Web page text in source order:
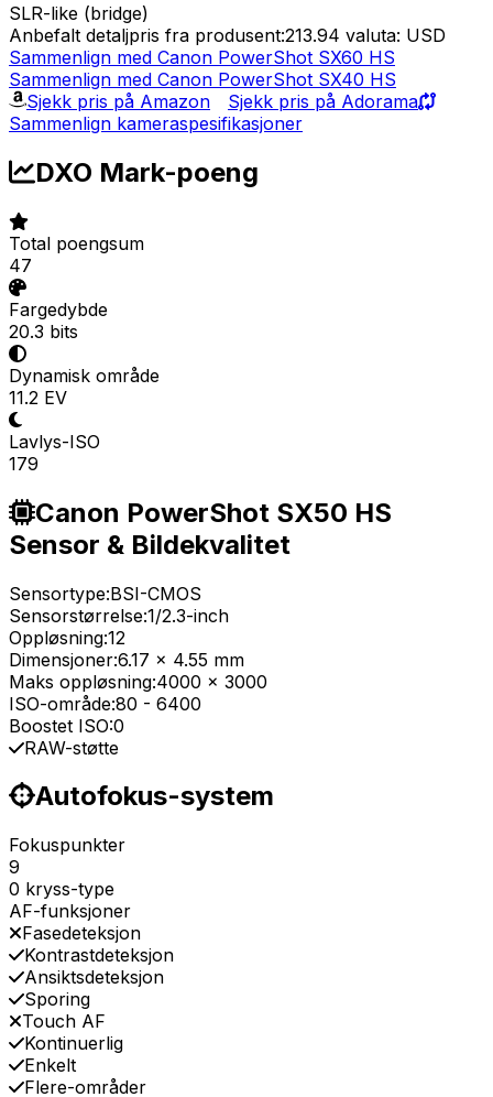
SLR-like (bridge)
Anbefalt detaljpris fra produsent:213.94 valuta: USD
Sammenlign med Canon PowerShot SX60 HS
Sammenlign med Canon PowerShot SX40 HS
Sjekk pris på Amazon
Sjekk pris på Adorama
Sammenlign kameraspesifikasjoner
DXO Mark-poeng
Total poengsum
47
Fargedybde
20.3 bits
Dynamisk område
11.2 EV
Lavlys-ISO
179
Canon PowerShot SX50 HS
Sensor & Bildekvalitet
Sensortype:BSI-CMOS
Sensorstørrelse:1/2.3-inch
Oppløsning:12
Dimensjoner:6.17 x 4.55 mm
Maks oppløsning:4000 x 3000
ISO-område:80 - 6400
Boostet ISO:0
RAW-støtte
Autofokus-system
Fokuspunkter
9
0 kryss-type
AF-funksjoner
Fasedeteksjon
Kontrastdeteksjon
Ansiktsdeteksjon
Sporing
Touch AF
Kontinuerlig
Enkelt
Flere-områder